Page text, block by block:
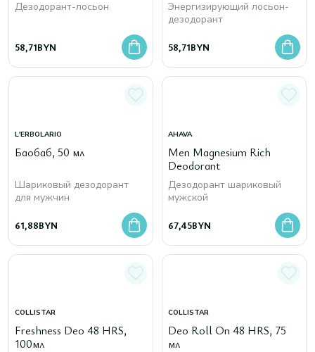
Дезодорант-лосьон
58,71BYN
Энергизирующий лосьон-
дезодорант
58,71BYN
L'ERBOLARIO
Баобаб, 50 мл
Шариковый дезодорант
для мужчин
61,88BYN
AHAVA
Men Magnesium Rich
Deodorant
Дезодорант шариковый
мужской
67,45BYN
COLLISTAR
Freshness Deo 48 HRS,
100мл
COLLISTAR
Deo Roll On 48 HRS, 75
мл